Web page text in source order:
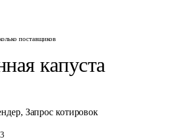
поставщиков
капуста
, Запрос котировок